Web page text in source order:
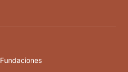
Fundaciones